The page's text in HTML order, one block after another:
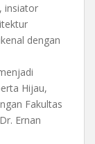
insiator
dengan
Hijau,
Fakultas
Ernan